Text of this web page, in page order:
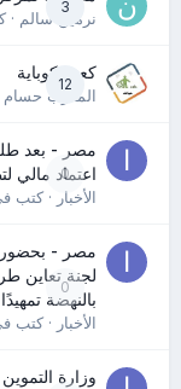
3
نرمين سالم·
12
كعب كوباية
المدرب حسام
0
مصر - بعد
اعتماد مالي
الأخبار· كتب
0
مصر - بحضور
لجنة تعاين
بالنهضة
الأخبار· كتب
وزارة